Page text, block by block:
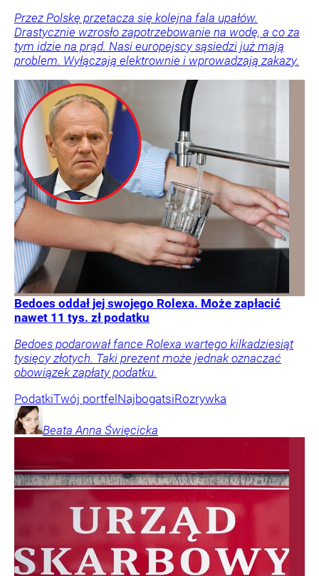
Przez Polskę przetacza się kolejna fala upałów.
Drastycznie wzrosło zapotrzebowanie na wodę, a co za
tym idzie na prąd. Nasi europejscy sąsiedzi już mają
problem. Wyłączają elektrownie i wprowadzają zakazy.
Bedoes oddał jej swojego Rolexa. Może zapłacić
nawet 11 tys. zł podatku
Bedoes podarował fance Rolexa wartego kilkadziesiąt
tysięcy złotych. Taki prezent może jednak oznaczać
obowiązek zapłaty podatku.
PodatkiTwój portfel NajbogatsiRozrywka
Beata Anna Święcicka